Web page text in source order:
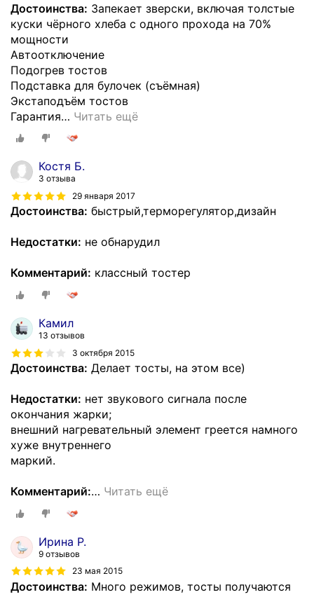
Достоинства: Запекает зверски, включая толстые
куски чёрного хлеба с одного прохода на 70%
мощности
Автоотключение
Подогрев тостов
Подставка для булочек (съёмная)
Экстаподъём тостов
Гарантия… Читать ещё
Костя Б.
3 отзыва
29 января 2017
Достоинства: быстрый,терморегулятор,дизайн
Недостатки: не обнарудил
Комментарий: классный тостер
Камил
13 отзывов
3 октября 2015
Достоинства: Делает тосты, на этом все)
Недостатки: нет звукового сигнала после
окончания жарки;
внешний нагревательный элемент греется намного
хуже внутреннего
маркий.
Комментарий:… Читать ещё
Ирина Р.
9 отзывов
23 мая 2015
Достоинства: Много режимов, тосты получаются